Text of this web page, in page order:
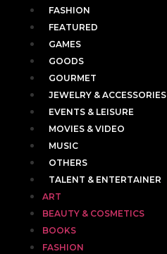
FASHION
FEATURED
GAMES
GOODS
GOURMET
JEWELRY & ACCESSORIES
EVENTS & LEISURE
MOVIES & VIDEO
MUSIC
OTHERS
TALENT & ENTERTAINER
ART
BEAUTY & COSMETICS
BOOKS
FASHION